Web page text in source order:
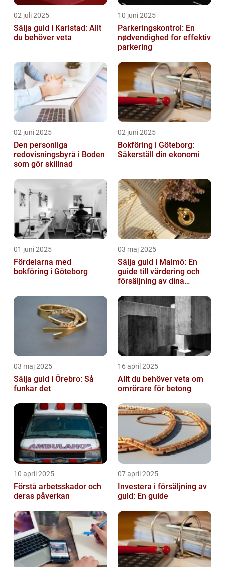
02 juli 2025
Sälja guld i Karlstad: Allt
du behöver veta
10 juni 2025
Parkeringskontrol: En
nødvendighed for effektiv
parkering
02 juni 2025
Den personliga
redovisningsbyrå i Boden
som gör skillnad
02 juni 2025
Bokföring i Göteborg:
Säkerställ din ekonomi
01 juni 2025
Fördelarna med
bokföring i Göteborg
03 maj 2025
Sälja guld i Malmö: En
guide till värdering och
försäljning av dina
03 maj 2025
Sälja guld i Örebro: Så
funkar det
16 april 2025
Allt du behöver veta om
omrörare för betong
10 april 2025
Förstå arbetsskador och
deras påverkan
07 april 2025
Investera i försäljning av
guld: En guide